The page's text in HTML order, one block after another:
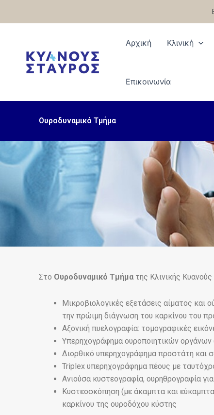
Αρχική Κλινική
Eπικοινωνία
Ουροδυναμικό Τμήμα
Στο Ουροδυναμικό Τμήμα της Κλινικής
Μικροβιολογικές εξετάσεις αίματος
την πρώιμη διάγνωση του καρκίνου του
Αξονική πυελογραφία: τομογραφικές
Υπερηχογράφημα ουροποιητικών
Διορθικό υπερηχογράφημα προστάτη και
Triplex υπερηχογράφημα πέους με
Ανιούσα κυστεογραφία, ουρηθρογραφία
Κυστεοσκόπηση (με άκαμπτα και
καρκίνου της ουροδόχου κύστης